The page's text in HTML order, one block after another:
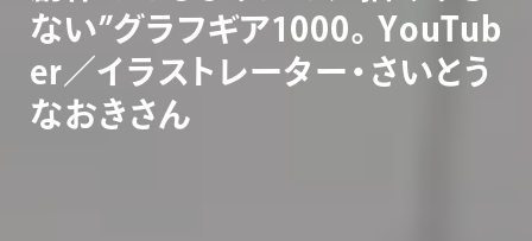
ない”グラ フギア1 000。 YouTu b
er ／イラ ス ト レータ ー ・ さ いと う
なおき さん